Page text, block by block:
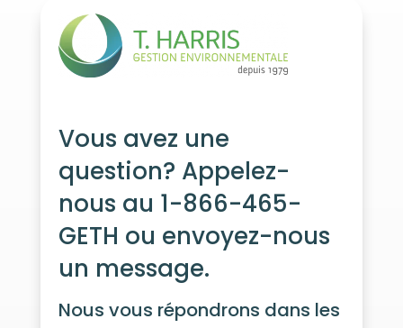
Vous avez une
question? Appelez-
nous au 1-866-465-
GETH ou envoyez-nous
un message.
Nous vous répondrons dans les